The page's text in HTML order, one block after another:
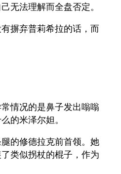
无法理解而全盘否定。
摒弃普莉希拉的话，而
情况的是鼻子发出嗡嗡
的米泽尔妲。
的修德拉克前首领。她
类似拐杖的棍子，作为